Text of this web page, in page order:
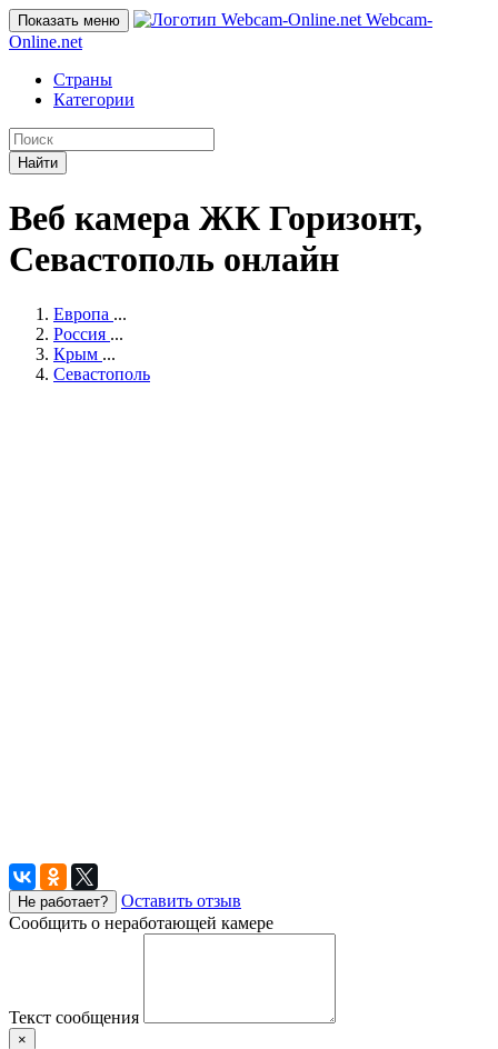
Показать меню
Webcam-
Online.net
Страны
Категории
Найти
Веб камера ЖК Горизонт,
Севастополь онлайн
Европа ...
Россия ...
Крым ...
Севастополь
Не работает?
Оставить отзыв
Сообщить о неработающей камере
Текст сообщения
×